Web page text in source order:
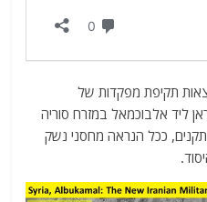
תקיפת מפקדות של
ליד אלבוכמאל במזרח סוריה
. בתצ"אות נראים היטב 8 מתקנים, ככל הנראה מחסני נשק